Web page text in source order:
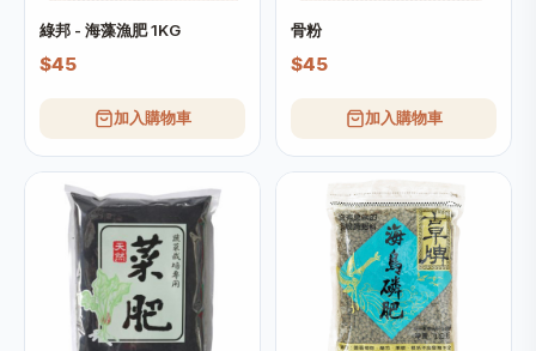
綠邦 - 海藻漁肥 1KG
$45
加入購物車
骨粉
$45
加入購物車